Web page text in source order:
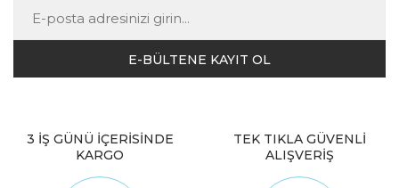
3 İŞ GÜNÜ İÇERİSİNDE
KARGO
TEK TIKLA GÜVENLİ
ALIŞVERİŞ